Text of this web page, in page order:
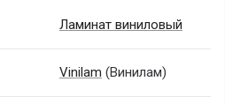
Ламинат виниловый
Vinilam (Винилам)